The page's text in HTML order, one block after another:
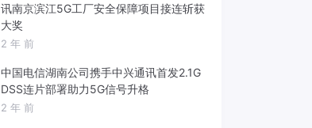
讯南京滨江5G工厂安全保障项目接连斩获
大奖
2 年 前
中国电信湖南公司携手中兴通讯首发2.1G
DSS连片部署助力5G信号升格
2 年 前